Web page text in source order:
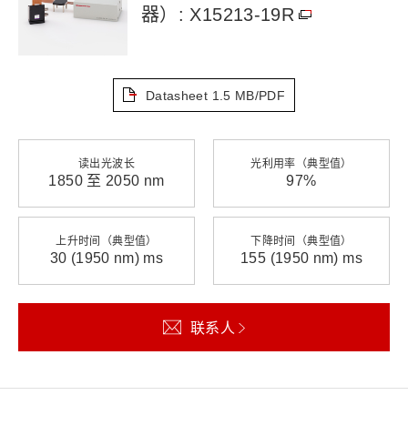
器）: X15213-19R
Datasheet 1.5 MB/PDF
读出光波长
1850 至 2050 nm
光利用率（典型值）
97%
上升时间（典型值）
30 (1950 nm) ms
下降时间（典型值）
155 (1950 nm) ms
联系人